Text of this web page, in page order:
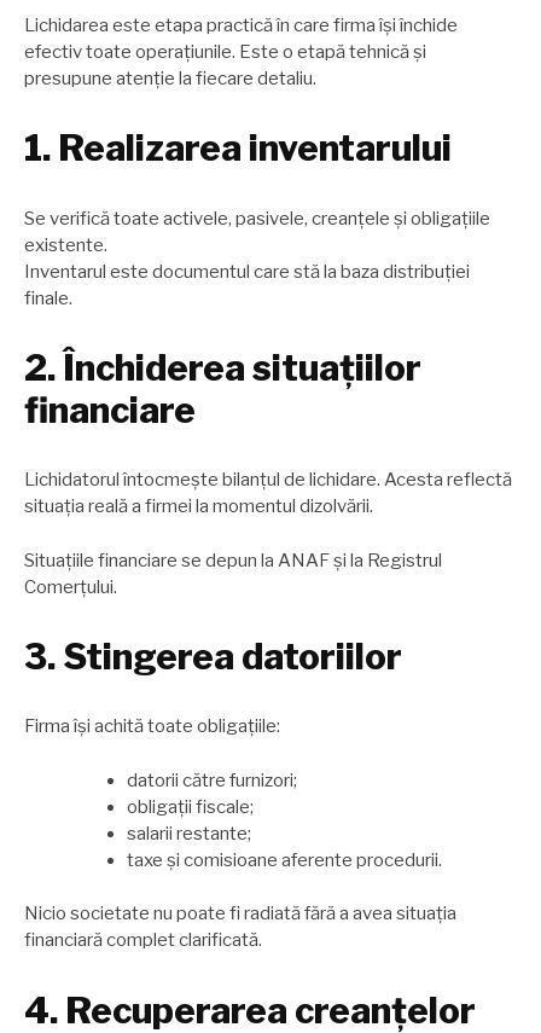
Lichidarea este etapa practică în care firma își închide
efectiv toate operațiunile. Este o etapă tehnică și
presupune atenție la fiecare detaliu.
1. Realizarea inventarului
Se verifică toate activele, pasivele, creanțele și obligațiile
existente.
Inventarul este documentul care stă la baza distribuției
finale.
2. Închiderea situațiilor
financiare
Lichidatorul întocmește bilanțul de lichidare. Acesta reflectă
situația reală a firmei la momentul dizolvării.
Situațiile financiare se depun la ANAF și la Registrul
Comerțului.
3. Stingerea datoriilor
Firma își achită toate obligațiile:
datorii către furnizori;
obligații fiscale;
salarii restante;
taxe și comisioane aferente procedurii.
Nicio societate nu poate fi radiată fără a avea situația
financiară complet clarificată.
4. Recuperarea creanțelor